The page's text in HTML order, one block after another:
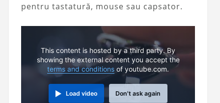
pentru tastatură, mouse sau capsator.
This content is hosted by a third party. By
showing the external content you accept the
terms and conditions of youtube.com.
Load video Don't ask again